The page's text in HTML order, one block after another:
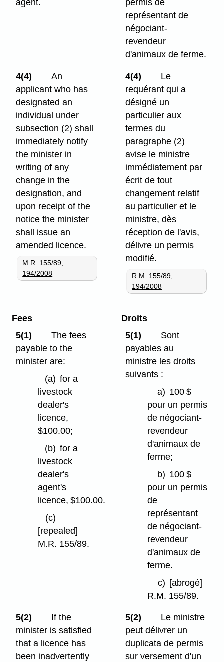
agent.
permis de
représentant de
négociant-
revendeur
d'animaux de ferme.
4(4)
An
applicant who has
designated an
individual under
subsection (2) shall
immediately notify
the minister in
writing of any
change in the
designation, and
upon receipt of the
notice the minister
shall issue an
amended licence.
M.R. 155/89;
194/2008
4(4)
Le
requérant qui a
désigné un
particulier aux
termes du
paragraphe (2)
avise le ministre
immédiatement par
écrit de tout
changement relatif
au particulier et le
ministre, dès
réception de l'avis,
délivre un permis
modifié.
R.M. 155/89;
194/2008
Fees
5(1)
The fees
payable to the
minister are:
(a) for a
livestock
dealer's
licence,
$100.00;
(b) for a
livestock
dealer's
agent's
licence, $100.00.
(c)
[repealed]
M.R. 155/89.
Droits
5(1)
Sont
payables au
ministre les droits
suivants :
a) 100 $
pour un permis
de négociant-
revendeur
d'animaux de
ferme;
b) 100 $
pour un permis
de
représentant
de négociant-
revendeur
d'animaux de
ferme.
c) [abrogé]
R.M. 155/89.
5(2)
If the
minister is satisfied
that a licence has
been inadvertently
5(2)
Le ministre
peut délivrer un
duplicata de permis
sur versement d'un